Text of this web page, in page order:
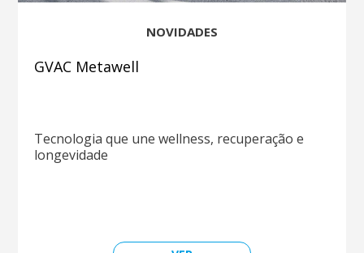
NOVIDADES
GVAC Metawell
Tecnologia que une wellness, recuperação e
longevidade